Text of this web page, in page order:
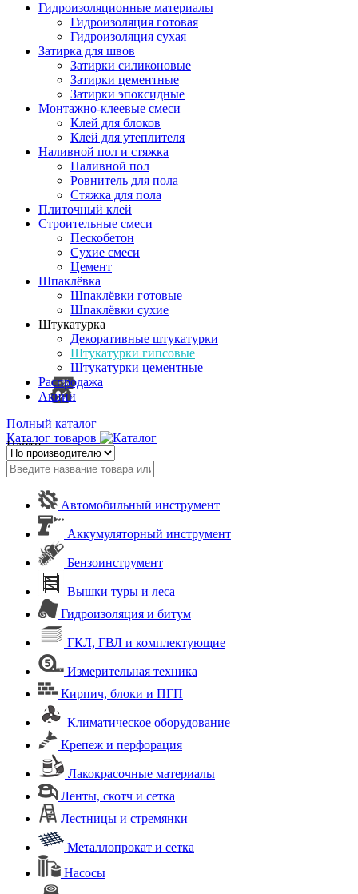
Гидроизоляционные материалы
Гидроизоляция готовая
Гидроизоляция сухая
Затирка для швов
Затирки силиконовые
Затирки цементные
Затирки эпоксидные
Монтажно-клеевые смеси
Клей для блоков
Клей для утеплителя
Наливной пол и стяжка
Наливной пол
Ровнитель для пола
Стяжка для пола
Плиточный клей
Строительные смеси
Пескобетон
Сухие смеси
Цемент
Шпаклёвка
Шпаклёвки готовые
Шпаклёвки сухие
Штукатурка
Декоративные штукатурки
Штукатурки гипсовые
Штукатурки цементные
Распродажа
Акции
Полный каталог
Каталог товаров
Найти
Автомобильный инструмент
Аккумуляторный инструмент
Бензоинструмент
Вышки туры и леса
Гидроизоляция и битум
ГКЛ, ГВЛ и комплектующие
Измерительная техника
Кирпич, блоки и ПГП
Климатическое оборудование
Крепеж и перфорация
Лакокрасочные материалы
Ленты, скотч и сетка
Лестницы и стремянки
Металлопрокат и сетка
Насосы